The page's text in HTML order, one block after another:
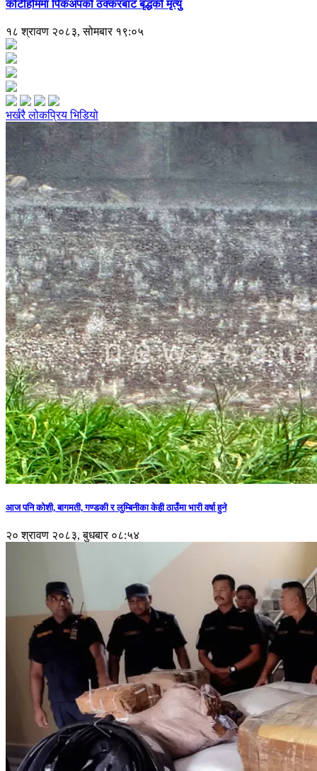
कोटीहोममा पिकअपको ठक्करबाट बृद्धको मृत्यु
१८ श्रावण २०८३, सोमबार १९:०५
भर्खरैलोकप्रियभिडियो
आज पनि कोशी, बागमती, गण्डकी र लुम्बिनीका केही ठाउँमा भारी वर्षा हुने
२० श्रावण २०८३, बुधबार ०८:५४